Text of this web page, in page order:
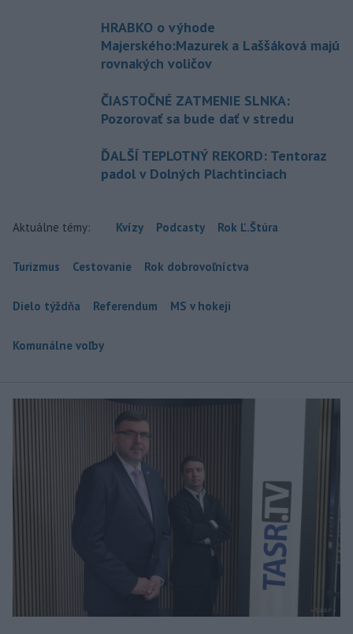
HRABKO o výhode
Majerského:Mazurek a Laššáková majú
rovnakých voličov
ČIASTOČNÉ ZATMENIE SLNKA:
Pozorovať sa bude dať v stredu
ĎALŠÍ TEPLOTNÝ REKORD: Tentoraz
padol v Dolných Plachtinciach
Aktuálne témy: Kvízy Podcasty Rok Ľ.Štúra
Turizmus Cestovanie Rok dobrovoľníctva
Dielo týždňa Referendum MS v hokeji
Komunálne voľby